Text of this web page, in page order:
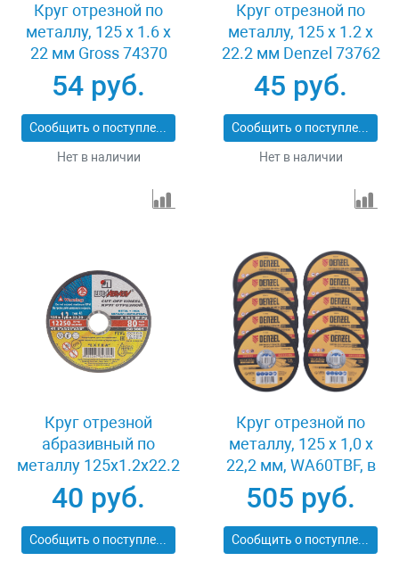
Круг отрезной по
металлу, 125 х 1.6 х
22 мм Gross 74370
54 руб.
Сообщить о поступлении
Нет в наличии
Круг отрезной по
металлу, 125 х 1.2 х
22.2 мм Denzel 73762
45 руб.
Сообщить о поступлении
Нет в наличии
Круг отрезной
абразивный по
металлу 125x1.2x22.2
мм Луга 3612-125-1.2
40 руб.
Сообщить о поступлении
Круг отрезной по
металлу, 125 х 1,0 х
22,2 мм, WA60TBF, в
метал.банке, 10 шт.
Denzel 737610
505 руб.
Сообщить о поступлении